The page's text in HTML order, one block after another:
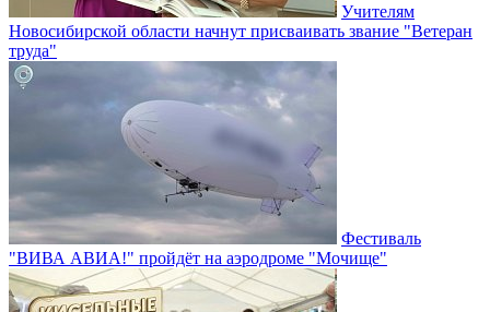
Учителям
Новосибирской области начнут присваивать звание "Ветеран
труда"
Фестиваль
"ВИВА АВИА!" пройдёт на аэродроме "Мочище"